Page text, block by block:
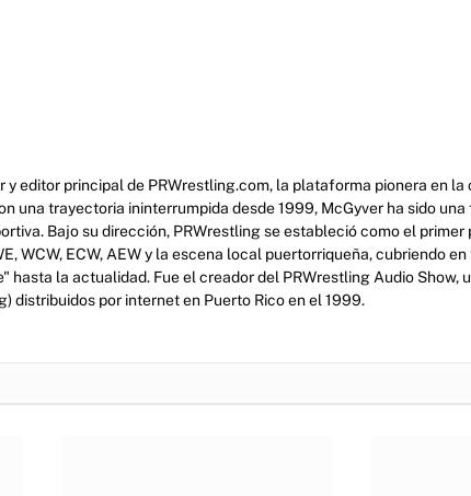
y editor principal de PRWrestling.com, la plataforma pionera en
una trayectoria ininterrumpida desde 1999, McGyver ha sido
Bajo su dirección, PRWrestling se estableció como el primer
WCW, ECW, AEW y la escena local puertorriqueña, cubriendo
hasta la actualidad. Fue el creador del PRWrestling Audio Show,
distribuidos por internet en Puerto Rico en el 1999.